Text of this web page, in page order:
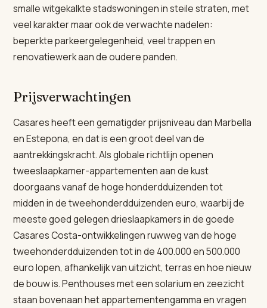
smalle witgekalkte stadswoningen in steile straten, met
veel karakter maar ook de verwachte nadelen:
beperkte parkeergelegenheid, veel trappen en
renovatiewerk aan de oudere panden.
Prijsverwachtingen
Casares heeft een gematigder prijsniveau dan Marbella
en Estepona, en dat is een groot deel van de
aantrekkingskracht. Als globale richtlijn openen
tweeslaapkamer-appartementen aan de kust
doorgaans vanaf de hoge honderdduizenden tot
midden in de tweehonderdduizenden euro, waarbij de
meeste goed gelegen drieslaapkamers in de goede
Casares Costa-ontwikkelingen ruwweg van de hoge
tweehonderdduizenden tot in de 400.000 en 500.000
euro lopen, afhankelijk van uitzicht, terras en hoe nieuw
de bouw is. Penthouses met een solarium en zeezicht
staan bovenaan het appartementengamma en vragen